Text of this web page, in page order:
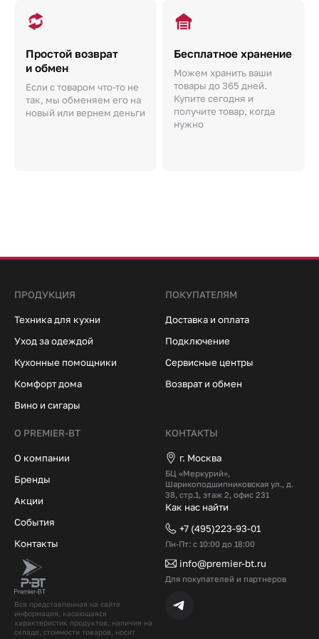
Простой возврат
и обмен
Если с товаром что-то не
так, мы обменяем его на
новый или вернем деньги
Бесплатное хранение
Можем хранить ваши
товары до 365 дней.
Купите сегодня и
получите товар, когда
нужно
Вся представленная на сайте
информация, касающаяся
характеристик продуктов, наличия на
складе, стоимости товаров, носит
ПРОДУКЦИЯ
Техника для кухни
Уход за одеждой
Кухонные помощники
Комфорт дома
Вино и сигары
ПОКУПАТЕЛЯМ
Доставка и оплата
Подключение
Сервисные центры
Возврат и обмен
О PREMIER-BT
О компании
Бренды
Акции
События
Контакты
КОНТАКТЫ
г. Москва
БЦ «Меркурий»,
Шарикоподшипниковская ул., д.
38, стр.1, этаж 2, офис 231
Как нас найти
+7 (495)223-93-01
Пн-Пт: с 10:00 до 18:00
info@premier-bt.ru
Для покупателей и партнеров